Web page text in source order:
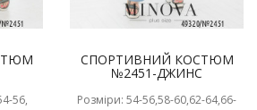
56,
СПОРТИВНИЙ КОСТЮМ
№2451-ДЖИНС
Розміри: 54-56,58-60,62-64,66-